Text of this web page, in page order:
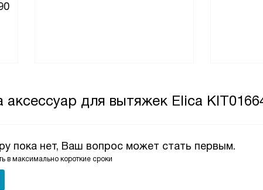
для вытяжек Elica
пока нет, Ваш вопрос может стать первым.
в максимально короткие сроки